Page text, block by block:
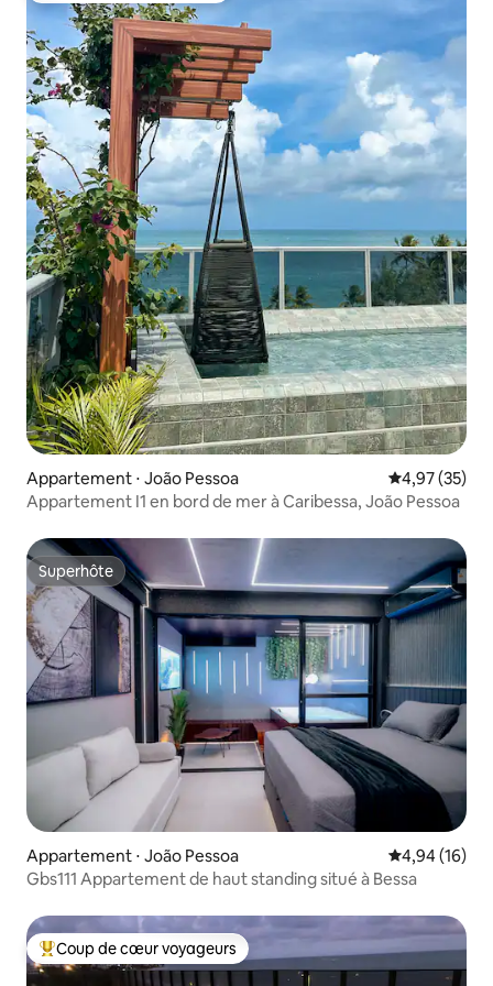
Appartement ⋅ João Pessoa Évaluation
4,97 (35)
Appartement I1 en bord de mer à Caribessa, João Pessoa
Superhôte
Superhôte
Appartement ⋅ João Pessoa Évaluation
4,94 (16)
Gbs111 Appartement de haut standing situé à Bessa
Coups de cœur voyageurs les plus appréciés
Coup de cœur voyageurs